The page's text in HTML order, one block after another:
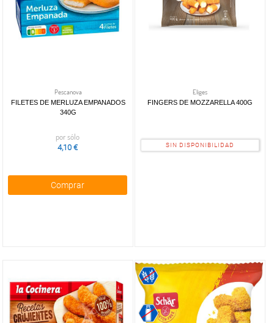
Pescanova
FILETES DE MERLUZA EMPANADOS
340G
por sólo
4,10 €
Comprar
Eliges
FINGERS DE MOZZARELLA 400G
SIN DISPONIBILIDAD